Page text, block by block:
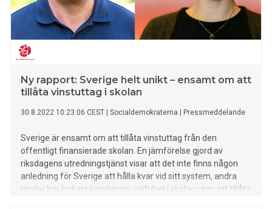
Ny rapport: Sverige helt unikt – ensamt om att
tillåta vinstuttag i skolan
30.8.2022 10:23:06 CEST Socialdemokraterna Pressmeddelande
Sverige är ensamt om att tillåta vinstuttag från den
offentligt finansierade skolan. En jämförelse gjord av
riksdagens utredningstjänst visar att det inte finns någon
anledning för Sverige att hålla kvar vid sitt system, andra
länder har lyckats kombinera valfrihet i skolan utan att tillåta